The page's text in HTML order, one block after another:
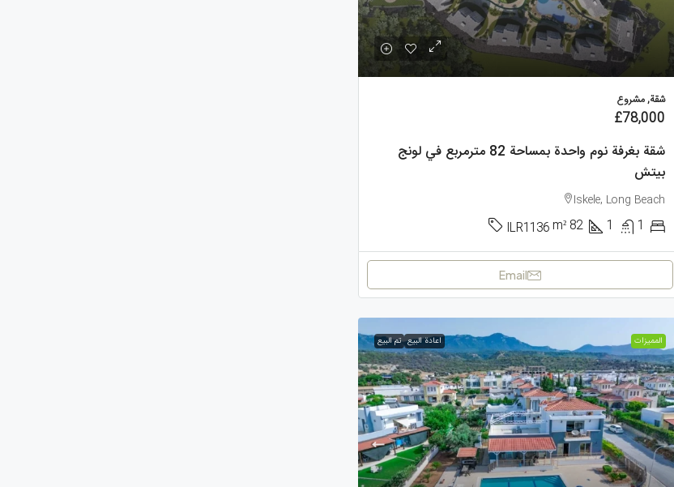
شقة, مشروع
£78,000
شقة بغرفة نوم واحدة بمساحة 82 مترمربع في لونج
بيتش
Iskele, Long Beach
1
1
82
m²
ILR1136
Email
الممیزات اعادة البيع تم البيع